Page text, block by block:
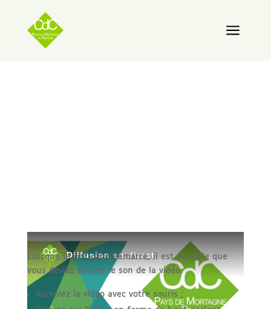
a
Lorsque la diffusion démarre, il est possible que
vous deviez activer le son de la vidéo.
Survolez la vidéo avec votre souris ;